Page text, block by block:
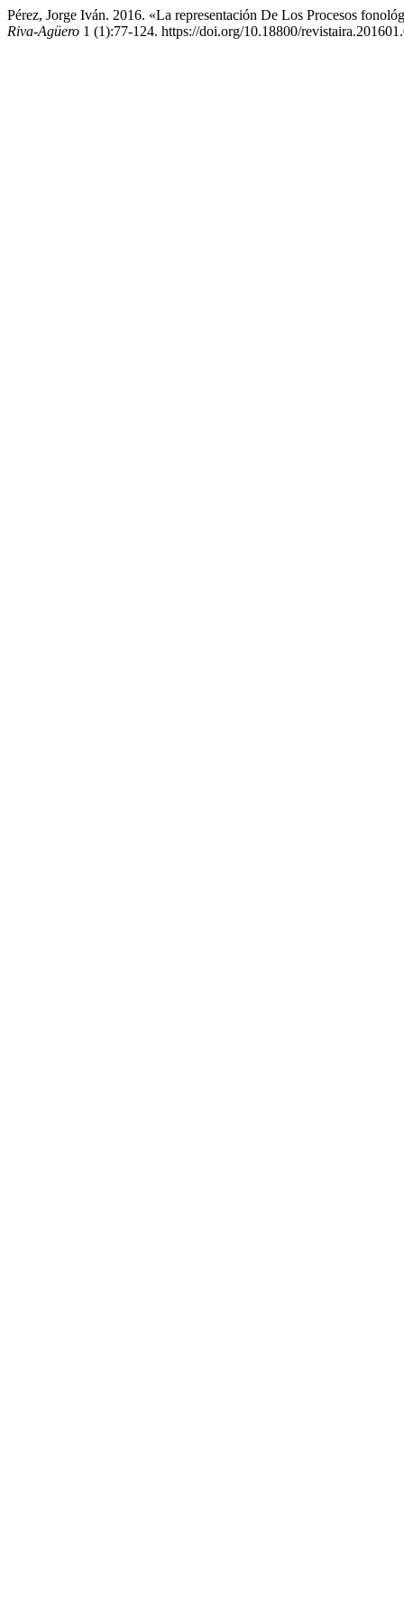
Pérez, Jorge Iván. 2016. «La representación De Los Procesos
Riva-Agüero 1 (1):77-124. https://doi.org/10.18800/